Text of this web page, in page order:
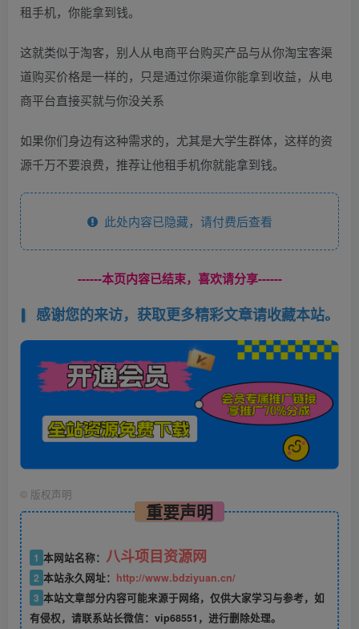
租手机，你能拿到钱。
这就类似于淘客，别人从电商平台购买产品与从你淘宝客渠
道购买价格是一样的，只是通过你渠道你能拿到收益，从电
商平台直接买就与你没关系
如果你们身边有这种需求的，尤其是大学生群体，这样的资
源千万不要浪费，推荐让他租手机你就能拿到钱。
此处内容已隐藏，请付费后查看
------本页内容已结束，喜欢请分享------
感谢您的来访，获取更多精彩文章请收藏本站。
© 版权声明
重要声明
1 本网站名称： 八斗项目资源网
2 本站永久网址： http://www.bdziyuan.cn/
3 本站文章部分内容可能来源于网络，仅供大家学习与参考，如
有侵权，请联系站长微信：vip68551，进行删除处理。